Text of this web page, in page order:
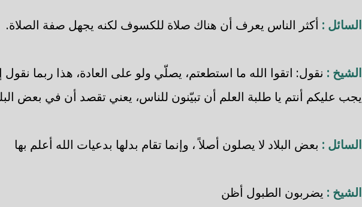
السائل : أكثر الناس يعرف أن هناك صلاة للكسوف لكنه يجهل صفة الصلاة.
الشيخ : نقول: اتقوا الله ما استطعتم، يصلّي ولو على العادة، هذا ربما
يجب عليكم أنتم يا طلبة العلم أن تبيّنون للناس، يعني تقصد أن في بعض
السائل : بعض البلاد لا يصلون أصلاً ، وإنما تقام بدلها بدعيات الله أعلم بها
الشيخ : يضربون الطبول أظن